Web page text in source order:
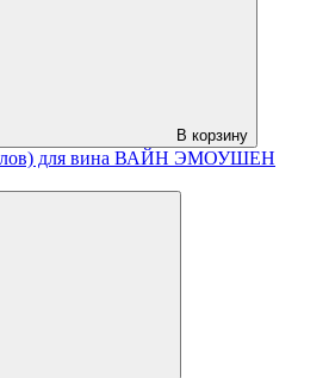
В корзину